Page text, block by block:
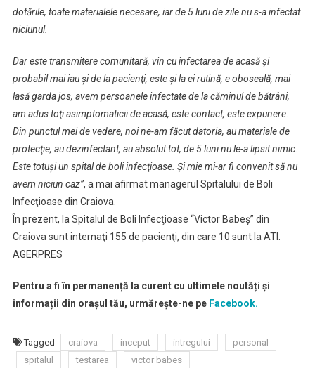
dotările, toate materialele necesare, iar de 5 luni de zile nu s-a infectat
niciunul.
Dar este transmitere comunitară, vin cu infectarea de acasă şi
probabil mai iau şi de la pacienţi, este şi la ei rutină, e oboseală, mai
lasă garda jos, avem persoanele infectate de la căminul de bătrâni,
am adus toţi asimptomaticii de acasă, este contact, este expunere.
Din punctul mei de vedere, noi ne-am făcut datoria, au materiale de
protecţie, au dezinfectant, au absolut tot, de 5 luni nu le-a lipsit nimic.
Este totuşi un spital de boli infecţioase. Şi mie mi-ar fi convenit să nu
avem niciun caz”, a mai afirmat managerul Spitalului de Boli
Infecţioase din Craiova.
În prezent, la Spitalul de Boli Infecţioase “Victor Babeş” din
Craiova sunt internaţi 155 de pacienţi, din care 10 sunt la ATI.
AGERPRES
Pentru a fi în permanență la curent cu ultimele noutăți și
informații din orașul tău, urmărește-ne peFacebook.
Tagged craiova inceput intregului
personal
spitalul
testarea victor babes